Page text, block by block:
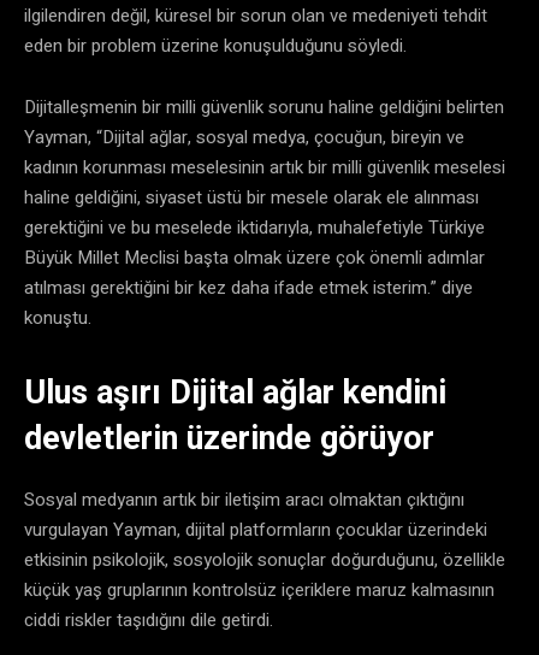
ilgilendiren değil, küresel bir sorun olan ve medeniyeti tehdit
eden bir problem üzerine konuşulduğunu söyledi.
Dijitalleşmenin bir milli güvenlik sorunu haline geldiğini belirten
Yayman, “Dijital ağlar, sosyal medya, çocuğun, bireyin ve
kadının korunması meselesinin artık bir milli güvenlik meselesi
haline geldiğini, siyaset üstü bir mesele olarak ele alınması
gerektiğini ve bu meselede iktidarıyla, muhalefetiyle Türkiye
Büyük Millet Meclisi başta olmak üzere çok önemli adımlar
atılması gerektiğini bir kez daha ifade etmek isterim.” diye
konuştu.
Ulus aşırı Dijital ağlar kendini
devletlerin üzerinde görüyor
Sosyal medyanın artık bir iletişim aracı olmaktan çıktığını
vurgulayan Yayman, dijital platformların çocuklar üzerindeki
etkisinin psikolojik, sosyolojik sonuçlar doğurduğunu, özellikle
küçük yaş gruplarının kontrolsüz içeriklere maruz kalmasının
ciddi riskler taşıdığını dile getirdi.